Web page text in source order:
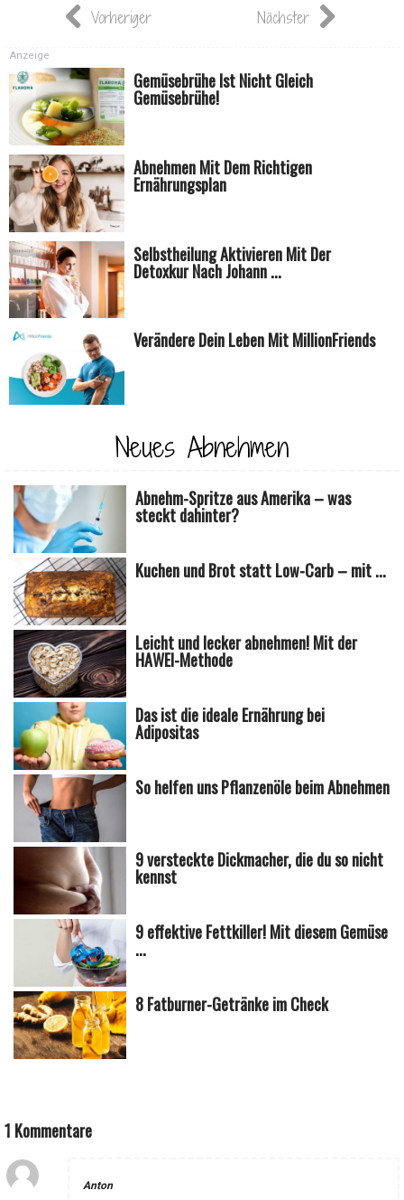
Vorheriger Nächster
Gemüsebrühe Ist Nicht Gleich
Gemüsebrühe!
Abnehmen Mit Dem Richtigen
Ernährungsplan
Selbstheilung Aktivieren Mit Der
Detoxkur Nach Johann ...
Verändere Dein Leben Mit MillionFriends
Anzeige
Neues Abnehmen
Abnehm-Spritze aus Amerika – was
steckt dahinter?
Kuchen und Brot statt Low-Carb – mit ...
Leicht und lecker abnehmen! Mit der
HAWEI-Methode
Das ist die ideale Ernährung bei
Adipositas
So helfen uns Pflanzenöle beim Abnehmen
9 versteckte Dickmacher, die du so nicht
kennst
9 effektive Fettkiller! Mit diesem Gemüse
...
8 Fatburner-Getränke im Check
1 Kommentare
Anton